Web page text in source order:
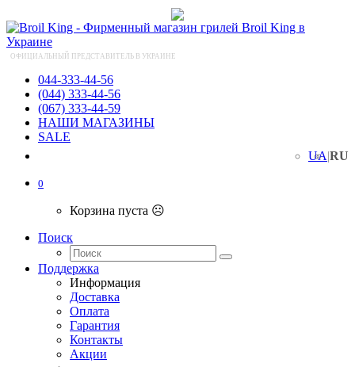
ОФИЦИАЛЬНЫЙ ПРЕДСТАВИТЕЛЬ В УКРАИНЕ
044-333-44-56
(044) 333-44-56
(067) 333-44-59
НАШИ МАГАЗИНЫ
SALE
RU
|
UA
0
Корзина пуста ☹️
Поиск
Поддержка
Информация
Доставка
Оплата
Гарантия
Контакты
Акции